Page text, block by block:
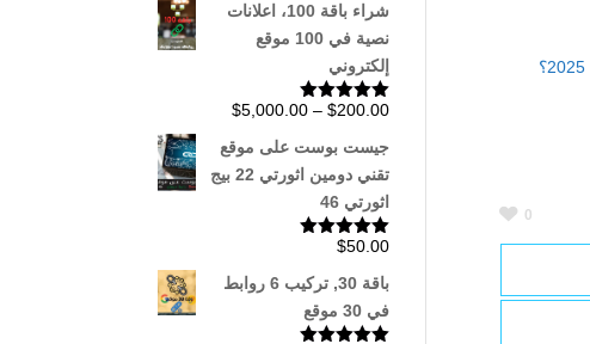
0
شراء باقة 100، اعلانات
نصية في 100 موقع
إلكتروني
تم التقييم
$200.00
–
$5,000.00 نطاق
السعر:
من
جيست بوست على موقع
تقني دومين اثورتي 22 بيج
اثورتي 46
تم التقييم
$50.00
باقة 30, تركيب 6 روابط
في 30 موقع